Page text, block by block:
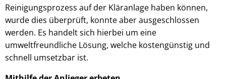
Reinigungsprozess auf der Kläranlage haben können,
wurde dies überprüft, konnte aber ausgeschlossen
werden. Es handelt sich hierbei um eine
umweltfreundliche Lösung, welche kostengünstig und
schnell umsetzbar ist.